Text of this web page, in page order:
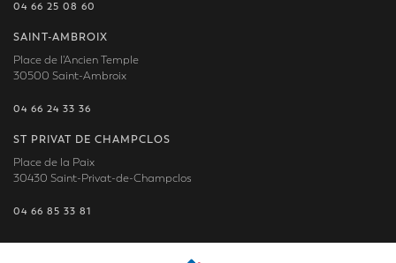
04 66 25 08 60
SAINT-AMBROIX
Place de l'Ancien Temple
30500 Saint-Ambroix
04 66 24 33 36
ST PRIVAT DE CHAMPCLOS
Place de la Paix
30430 Saint-Privat-de-Champclos
04 66 85 33 81